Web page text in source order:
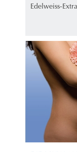
Edelweiss-